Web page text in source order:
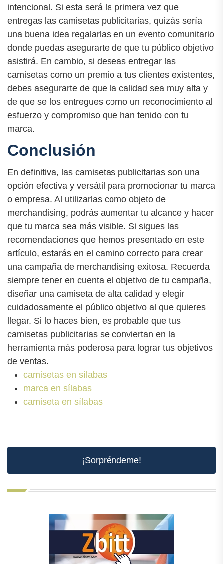
intencional. Si esta será la primera vez que
entregas las camisetas publicitarias, quizás sería
una buena idea regalarlas en un evento comunitario
donde puedas asegurarte de que tu público objetivo
asistirá. En cambio, si deseas entregar las
camisetas como un premio a tus clientes existentes,
debes asegurarte de que la calidad sea muy alta y
de que se los entregues como un reconocimiento al
esfuerzo y compromiso que han tenido con tu
marca.
Conclusión
En definitiva, las camisetas publicitarias son una
opción efectiva y versátil para promocionar tu marca
o empresa. Al utilizarlas como objeto de
merchandising, podrás aumentar tu alcance y hacer
que tu marca sea más visible. Si sigues las
recomendaciones que hemos presentado en este
artículo, estarás en el camino correcto para crear
una campaña de merchandising exitosa. Recuerda
siempre tener en cuenta el objetivo de tu campaña,
diseñar una camiseta de alta calidad y elegir
cuidadosamente el público objetivo al que quieres
llegar. Si lo haces bien, es probable que tus
camisetas publicitarias se conviertan en la
herramienta más poderosa para lograr tus objetivos
de ventas.
camisetas en sílabas
marca en sílabas
camiseta en sílabas
¡Sorpréndeme!